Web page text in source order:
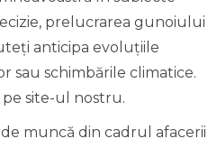
prelucrarea gunoiului
anticipa evoluțiile
sau schimbările climatice.
site-ul nostru.
muncă din cadrul afacerii